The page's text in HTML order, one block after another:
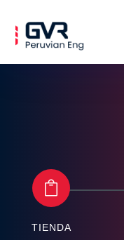

TIENDA